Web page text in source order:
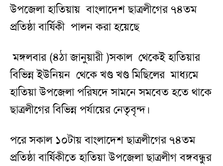
উপজেলা হাতিয়ায় বাংলাদেশ ছাত্রলীগের ৭৪তম
প্রতিষ্ঠা বার্ষিকী পালন করা হয়েছে
মঙ্গলবার (৪ঠা জানুয়ারী )সকাল থেকেই হাতিয়ার
বিভিন্ন ইউনিয়ন থেকে খণ্ড খণ্ড মিছিলের মাধ‍্যমে
হাতিয়া উপজেলা পরিষদে সামনে সমবেত হতে থাকে
ছাত্রলীগের বিভিন্ন পর্যায়ের নেতৃবৃন্দ।
পরে সকাল ১০টায় বাংলাদেশ ছাত্রলীগের ৭৪তম
প্রতিষ্ঠা বার্ষিকীতে হাতিয়া উপজেলা ছাত্রলীগ বঙ্গবন্ধুর